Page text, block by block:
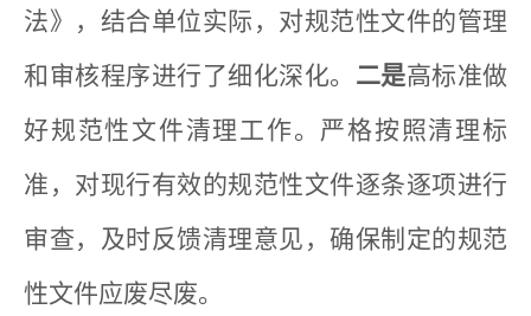
法》，结合单位实际，对规范性文件的管理
和审核程序进行了细化深化。 二是高标准做
好规范性文件清理工作。严格按照清理标
准，对现行有效的规范性文件逐条逐项进行
审查，及时反馈清理意见，确保制定的规范
性文件应废尽废。